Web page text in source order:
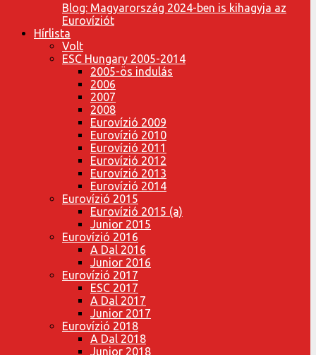
Blog: Magyarország 2024-ben is kihagyja az
Eurovíziót
Hírlista
Volt
ESC Hungary 2005-2014
2005-ös indulás
2006
2007
2008
Eurovízió 2009
Eurovízió 2010
Eurovízió 2011
Eurovízió 2012
Eurovízió 2013
Eurovízió 2014
Eurovízió 2015
Eurovízió 2015 (a)
Junior 2015
Eurovízió 2016
A Dal 2016
Junior 2016
Eurovízió 2017
ESC 2017
A Dal 2017
Junior 2017
Eurovízió 2018
A Dal 2018
Junior 2018